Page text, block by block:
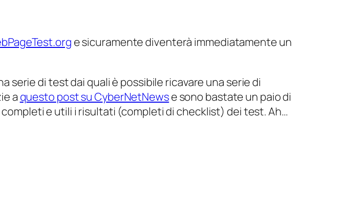
e sicuramente diventerà immediatamente un
serie di test dai quali è possibile ricavare una serie di
a questo post su CyberNetNewse sono bastate un paio di
e utili i risultati (completi di checklist) dei test. Ah…